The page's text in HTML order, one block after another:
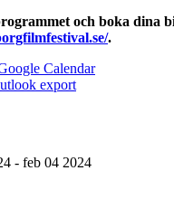
och boka dina
.
Calendar
export
- feb 04 2024